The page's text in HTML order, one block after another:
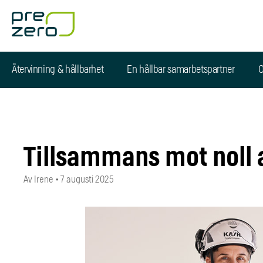
Återvinning & hållbarhet En hållbar samarbetspartner
Tillsammans mot noll
Av Irene • 7 augusti 2025